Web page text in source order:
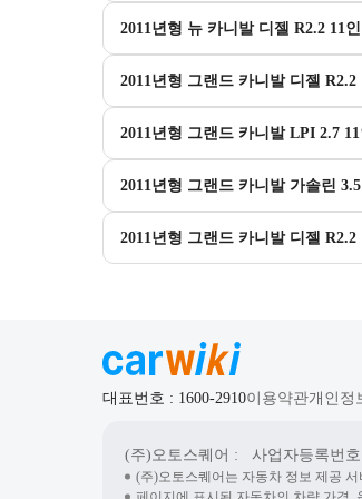
2011년형 뉴 카니발 디젤 R2.2 11
2011년형 그랜드 카니발 디젤 R2.2
2011년형 그랜드 카니발 LPI 2.7
2011년형 그랜드 카니발 가솔린
2011년형 그랜드 카니발 디젤 R2.2
대표번호 : 1600-2910이용약관개인정
(주)오토스퀘어 : 사업자등록번호
(주)오토스퀘어는 자동차 정보 제공